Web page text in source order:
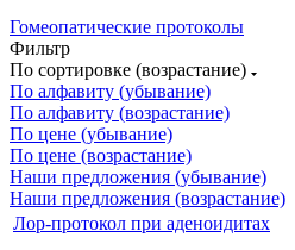
Гомеопатические протоколы
Фильтр
По сортировке (возрастание)
По алфавиту (убывание)
По алфавиту (возрастание)
По цене (убывание)
По цене (возрастание)
Наши предложения (убывание)
Наши предложения (возрастание)
Лор-протокол при аденоидитах